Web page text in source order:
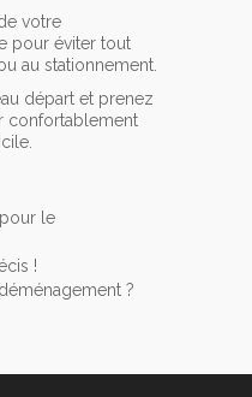
votre
pour éviter tout
au stationnement.
départ et prenez
confortablement
le
service de location
n’oubliez pas de
!
le moins
?